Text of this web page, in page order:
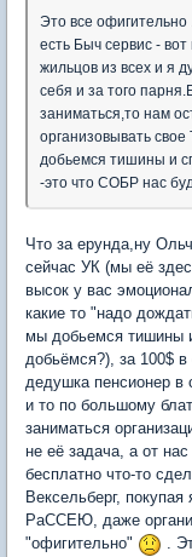
Это все
есть Быч сервис -
жильцов из всех и я
себя и за того
заниматься,то нам
организовывать
добьемся тишины и
-это что СОБР нас
Что за ерунда,ну
сейчас УК (мы её
высок у вас
какие то "надо
мы добьемся тишины
добьёмся?), за 100$
дедушка пенсионер
и то по большому
заниматься
не её задача, а от
бесплатно что-то
Вексельберг,
РаССЕЮ, даже
"офигительно"
.